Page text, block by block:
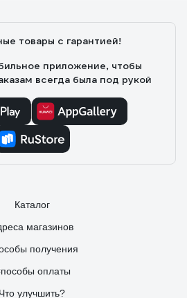
товары с гарантией!
приложение, чтобы
всегда была под рукой
Каталог
магазинов
получения
оплаты
Что улучшить?